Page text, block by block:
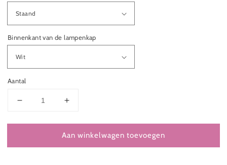
Binnenkant van de lampenkap
Aantal
Aantal
voor
LAMPENKAP
BLOEMEN
Aantal
voor
LAMPENKAP
BLOEMEN
Aan winkelwagen toevoegen